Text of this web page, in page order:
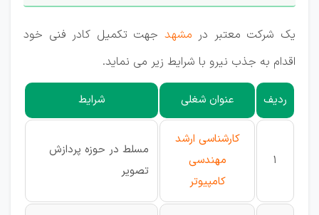
یک شرکت معتبر در مشهد جهت تکمیل کادر فنی خود
اقدام به جذب نیرو با شرایط زیر می نماید.
ردیف عنوان شغلی شرایط
1
کارشناسی ارشد
مهندسی
کامپیوتر
مسلط در حوزه پردازش
تصویر